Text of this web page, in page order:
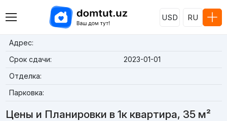
USD RU
Адрес:
Срок сдачи:
2023-01-01
Отделка:
Парковка:
Цены и Планировки в 1к квартира, 35 м²